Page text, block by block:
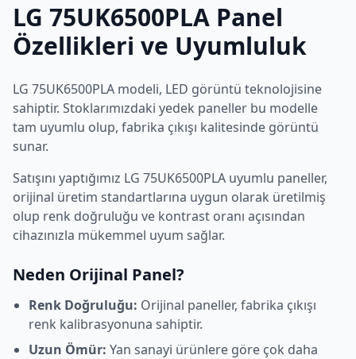
LG 75UK6500PLA Panel
Özellikleri ve Uyumluluk
LG 75UK6500PLA modeli, LED görüntü teknolojisine
sahiptir. Stoklarımızdaki yedek paneller bu modelle
tam uyumlu olup, fabrika çıkışı kalitesinde görüntü
sunar.
Satışını yaptığımız LG 75UK6500PLA uyumlu paneller,
orijinal üretim standartlarına uygun olarak üretilmiş
olup renk doğruluğu ve kontrast oranı açısından
cihazınızla mükemmel uyum sağlar.
Neden Orijinal Panel?
Renk Doğruluğu: Orijinal paneller, fabrika çıkışı
renk kalibrasyonuna sahiptir.
Uzun Ömür: Yan sanayi ürünlere göre çok daha